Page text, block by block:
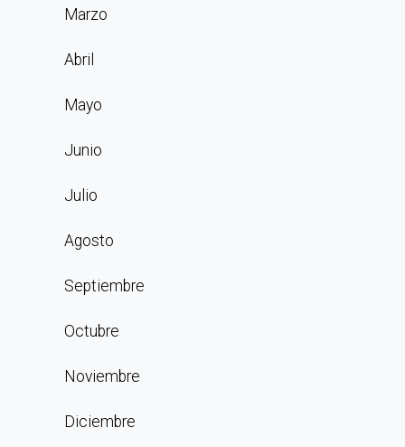
Marzo
Abril
Mayo
Junio
Julio
Agosto
Septiembre
Octubre
Noviembre
Diciembre